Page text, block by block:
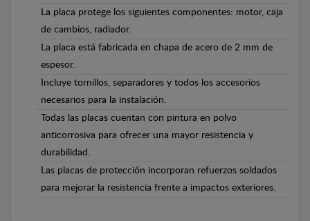
La placa protege los siguientes componentes: motor, caja
de cambios, radiador.
La placa está fabricada en chapa de acero de 2 mm de
espesor.
Incluye tornillos, separadores y todos los accesorios
necesarios para la instalación.
Todas las placas cuentan con pintura en polvo
anticorrosiva para ofrecer una mayor resistencia y
durabilidad.
Las placas de protección incorporan refuerzos soldados
para mejorar la resistencia frente a impactos exteriores.